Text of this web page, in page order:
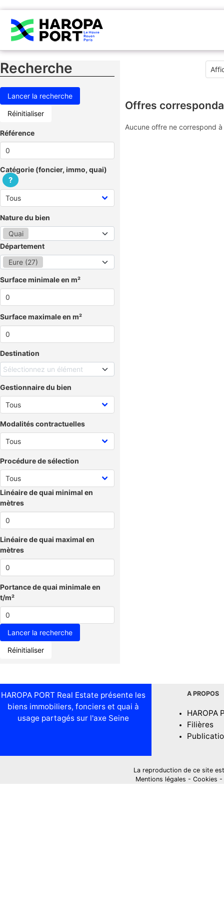
Recherche
Réinitialiser
Référence
Catégorie (foncier, immo, quai)
?
Nature du bien
Quai
Département
Eure (27)
Surface minimale en m²
Surface maximale en m²
Destination
Sélectionnez un élément
Gestionnaire du bien
Modalités contractuelles
Procédure de sélection
Linéaire de quai minimal en
mètres
Linéaire de quai maximal en
mètres
Portance de quai minimale en
t/m²
Réinitialiser
Offres
Aucune offre ne correspond
HAROPA PORT Real Estate présente les
biens immobiliers, fonciers et quai à
usage partagés sur l'axe Seine
A PROPOS
HAROPA
Filières
La reproduction de ce site
Mentions légales - Cookies -